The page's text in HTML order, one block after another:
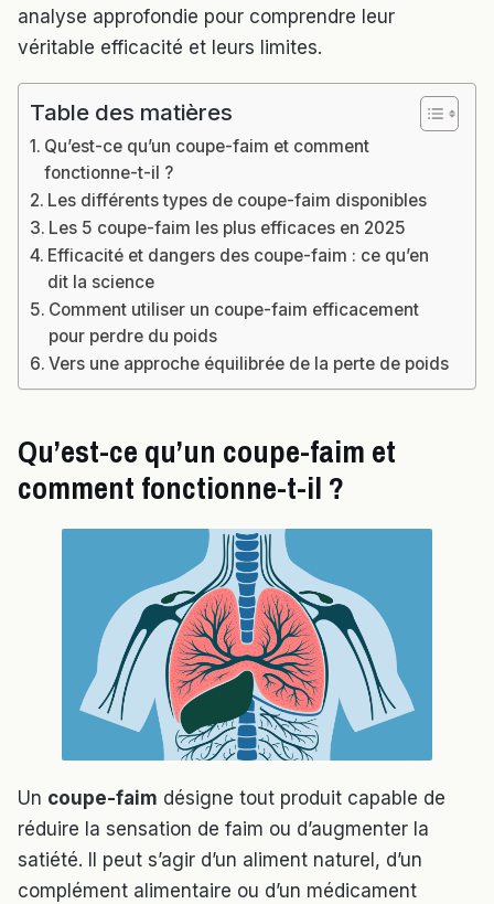
analyse approfondie pour comprendre leur
véritable efficacité et leurs limites.
Table des matières
Qu’est-ce qu’un coupe-faim et comment
fonctionne-t-il ?
Les différents types de coupe-faim disponibles
Les 5 coupe-faim les plus efficaces en 2025
Efficacité et dangers des coupe-faim : ce qu’en
dit la science
Comment utiliser un coupe-faim efficacement
pour perdre du poids
Vers une approche équilibrée de la perte de poids
Qu’est-ce qu’un coupe-faim et
comment fonctionne-t-il ?
Un coupe-faim désigne tout produit capable de
réduire la sensation de faim ou d’augmenter la
satiété. Il peut s’agir d’un aliment naturel, d’un
complément alimentaire ou d’un médicament